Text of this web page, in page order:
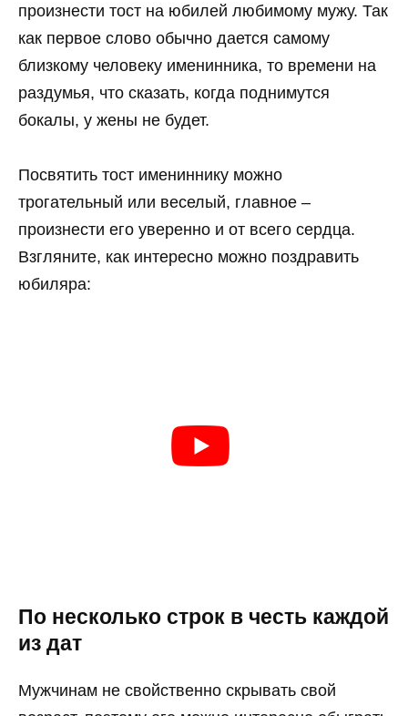
произнести тост на юбилей любимому мужу. Так
как первое слово обычно дается самому
близкому человеку именинника, то времени на
раздумья, что сказать, когда поднимутся
бокалы, у жены не будет.
Посвятить тост имениннику можно
трогательный или веселый, главное –
произнести его уверенно и от всего сердца.
Взгляните, как интересно можно поздравить
юбиляра:
По несколько строк в честь каждой
из дат
Мужчинам не свойственно скрывать свой